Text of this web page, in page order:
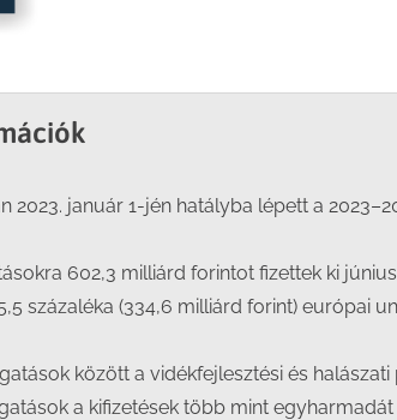
2023. január 1-jén hatályba lépett a
602,3 milliárd forintot fizettek ki
százaléka (334,6 milliárd forint) európai
között a vidékfejlesztési és
a kifizetések több mint